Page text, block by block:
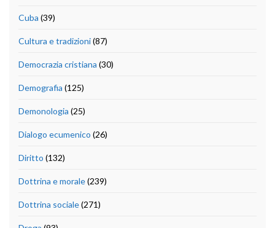
Cuba (39)
Cultura e tradizioni(87)
Democrazia cristiana (30)
Demografia (125)
Demonologia (25)
Dialogo ecumenico (26)
Diritto (132)
Dottrina e morale(239)
Dottrina sociale(271)